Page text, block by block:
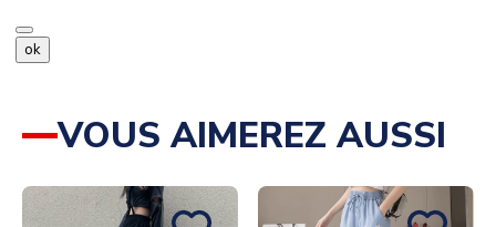
ok
VOUS AIMEREZ AUSSI